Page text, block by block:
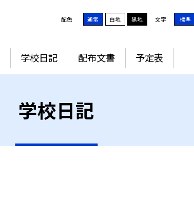
配色 通常 白地 黒地 文字 標準
学校日記 配布文書 予定表
学校日記